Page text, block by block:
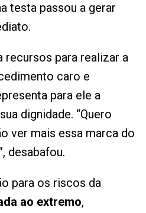
testa passou a gerar
recursos para realizar a
caro e
para ele a
dignidade. “Quero
ver mais essa marca do
desabafou.
para os riscos da
ao extremo,